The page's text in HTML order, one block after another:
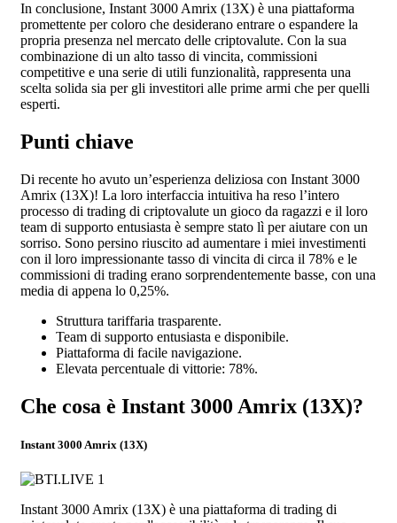
In conclusione, Instant 3000 Amrix (13X) è una piattaforma
promettente per coloro che desiderano entrare o espandere la
propria presenza nel mercato delle criptovalute. Con la sua
combinazione di un alto tasso di vincita, commissioni
competitive e una serie di utili funzionalità, rappresenta una
scelta solida sia per gli investitori alle prime armi che per quelli
esperti.
Punti chiave
Di recente ho avuto un’esperienza deliziosa con Instant 3000
Amrix (13X)! La loro interfaccia intuitiva ha reso l’intero
processo di trading di criptovalute un gioco da ragazzi e il loro
team di supporto entusiasta è sempre stato lì per aiutare con un
sorriso. Sono persino riuscito ad aumentare i miei investimenti
con il loro impressionante tasso di vincita di circa il 78% e le
commissioni di trading erano sorprendentemente basse, con una
media di appena lo 0,25%.
Struttura tariffaria trasparente.
Team di supporto entusiasta e disponibile.
Piattaforma di facile navigazione.
Elevata percentuale di vittorie: 78%.
Che cosa è Instant 3000 Amrix (13X)?
Instant 3000 Amrix (13X)
Instant 3000 Amrix (13X) è una piattaforma di trading di